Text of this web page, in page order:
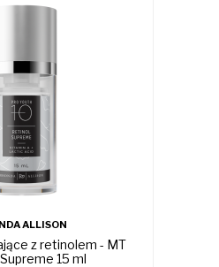
ALLISON
z retinolem - MT
15 ml